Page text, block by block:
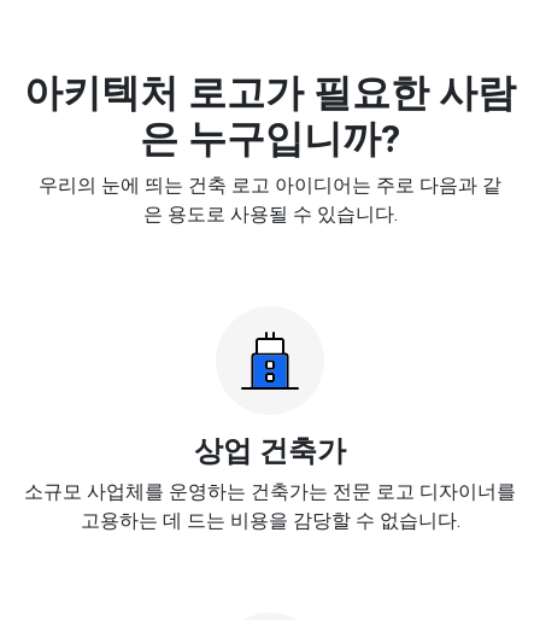
아키텍처 로고가 필요한 사람
은 누구입니까?
우리의 눈에 띄는 건축 로고 아이디어는 주로 다음과 같
은 용도로 사용될 수 있습니다.
상업 건축가
소규모 사업체를 운영하는 건축가는 전문 로고 디자이너를
고용하는 데 드는 비용을 감당할 수 없습니다.